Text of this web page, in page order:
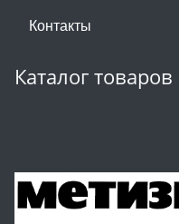
Контакты
Каталог товаров